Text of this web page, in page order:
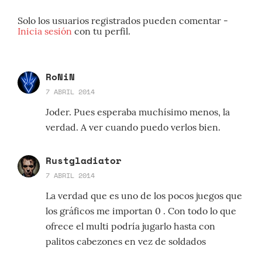
Solo los usuarios registrados pueden comentar -
Inicia sesión con tu perfil.
RoNiN
7 ABRIL 2014
Joder. Pues esperaba muchísimo menos, la
verdad. A ver cuando puedo verlos bien.
Rustgladiator
7 ABRIL 2014
La verdad que es uno de los pocos juegos que
los gráficos me importan 0 . Con todo lo que
ofrece el multi podría jugarlo hasta con
palitos cabezones en vez de soldados